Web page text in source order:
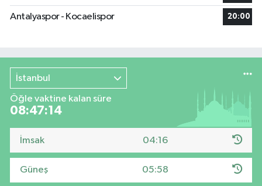
Antalyaspor - Kocaelispor 20:00
İstanbul
Öğle vaktine kalan süre
08:47:13
İmsak 04:16
Güneş 05:58